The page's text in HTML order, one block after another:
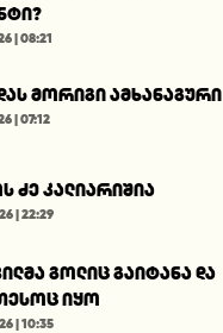
| 08:21
მორიგი ამხანაგური
| 07:12
ძე კალიარიშია
| 22:29
გოლიც გაიტანა და
იყო
| 10:35